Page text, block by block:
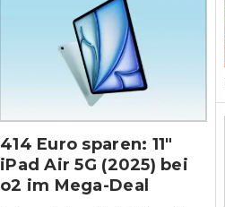
414 Euro sparen: 11″
iPad Air 5G (2025) bei
o2 im Mega-Deal